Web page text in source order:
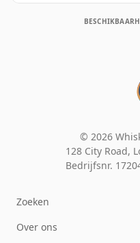
© 2026
128 City Road,
Bedrijfsnr.
Zoeken
Over ons